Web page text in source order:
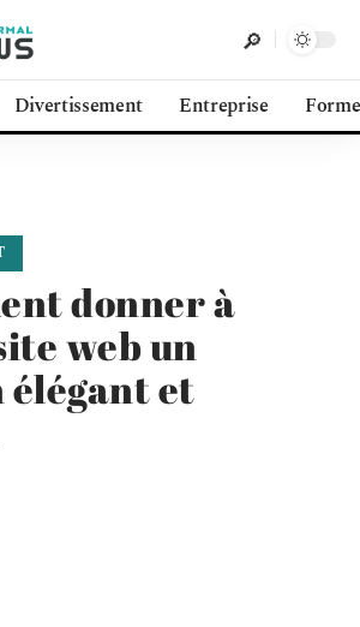
Divertissement Entreprise Forme
donner à
web un
élégant et